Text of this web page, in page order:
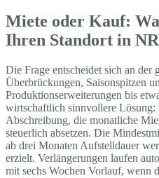
Miete oder Kauf:
Ihren Standort in
Die Frage entscheidet sich an der
Überbrückungen, Saisonspitzen
Produktionserweiterungen bis
wirtschaftlich sinnvollere Lösung:
Abschreibung, die monatliche
steuerlich absetzen. Die
ab drei Monaten Aufstelldauer
erzielt. Verlängerungen laufen
mit sechs Wochen Vorlauf, wenn